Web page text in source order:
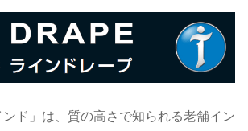
ンド」は、質の高さで知られる老舗イン